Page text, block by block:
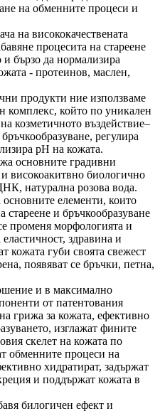
на обменните процеси и
на висококачествената
процесита на стареене
бързо да нормализира
- протеинов, маслен,
продукти ние използваме
комплекс, който по уникален
козметичното въздействие–
регулира
рH на кожата.
основните градивни
високоакитвно биологично
натурална розова вода.
елементи, които
стареене и бръчкообразуване
променя морфологията и
здравина и
кожата губи своята свежест
появяват се бръчки, петна,
и в максимално
от патентования
грижа за кожата, ефективно
изглажат фините
скелет на кожата по
обменните процеси на
хидратират, задържат
и поддържат кожата в
билогичен ефект и